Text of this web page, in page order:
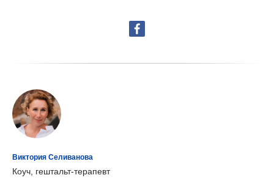
Виктория Селиванова
Коуч, гештальт-терапевт